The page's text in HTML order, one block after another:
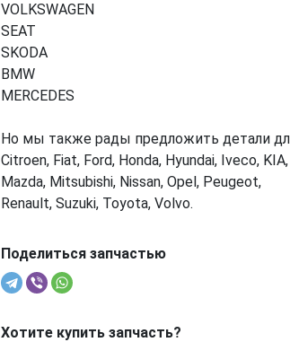
VOLKSWAGEN
SEAT
SKODA
BMW
MERCEDES
Но мы также рады предложить детали
Citroen, Fiat, Ford, Honda, Hyundai, Iveco, KIA,
Mazda, Mitsubishi, Nissan, Opel, Peugeot,
Renault, Suzuki, Toyota, Volvo.
Поделиться запчастью
Хотите купить запчасть?